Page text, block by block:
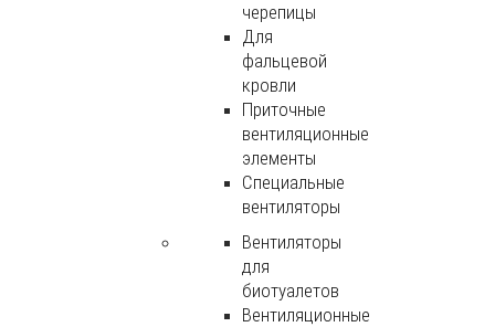
черепицы
Для
фальцевой
кровли
Приточные
вентиляционные
элементы
Специальные
вентиляторы
Вентиляторы
для
биотуалетов
Вентиляционные